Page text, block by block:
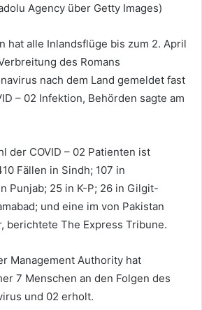
Agency über Getty Images)
hat alle Inlandsflüge bis zum 2. April
des Romans
nach dem Land gemeldet fast
– 02 Infektion, Behörden sagte am
der COVID – 02 Patienten ist
Fällen in Sindh; 107 in
Punjab; 25 in K-P; 26 in Gilgit-
und eine im von Pakistan
berichtete The Express Tribune.
Management Authority hat
7 Menschen an den Folgen des
und 02 erholt.